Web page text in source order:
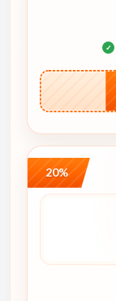
✓
20%